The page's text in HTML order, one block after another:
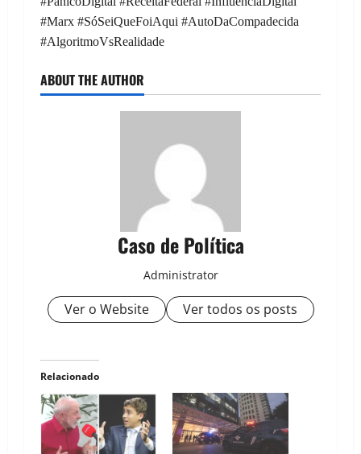
#Marx #SóSeiQueFoiAqui #AutoDaCompadecida
#AlgoritmoVsRealidade
ABOUT THE AUTHOR
Caso de Política
Administrator
Ver o Website Ver todos os posts
Relacionado